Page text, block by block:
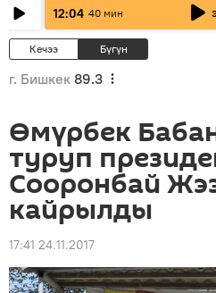
12:04 40 мин
Кечээ Бүгүн
г. Бишкек 89.3
Өмүрбек
туруп
Сооронбай
кайрылды
17:41 24.11.2017